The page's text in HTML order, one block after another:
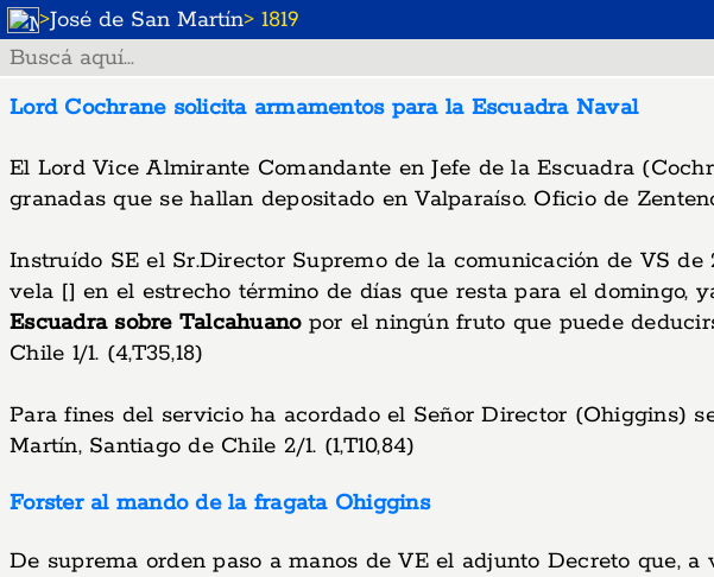
>José de San Martín> 1819
Lord Cochrane solicita armamentos para la Escuadra Naval
El Lord Vice Almirante Comandante en Jefe de la Escuadra
granadas que se hallan depositado en Valparaíso. Oficio de
Instruído SE el Sr.Director Supremo de la comunicación de VS
vela [] en el estrecho término de días que resta para el domingo,
Escuadra sobre Talcahuanopor el ningún fruto que puede
Chile 1/1. (4,T35,18)
Para fines del servicio ha acordado el Señor Director (Ohiggins)
Martín, Santiago de Chile 2/1. (1,T10,84)
Forster al mando de la fragata Ohiggins
De suprema orden paso a manos de VE el adjunto Decreto que,